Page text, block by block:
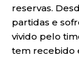
reservas.
partidas e
vivido pelo
tem recebido